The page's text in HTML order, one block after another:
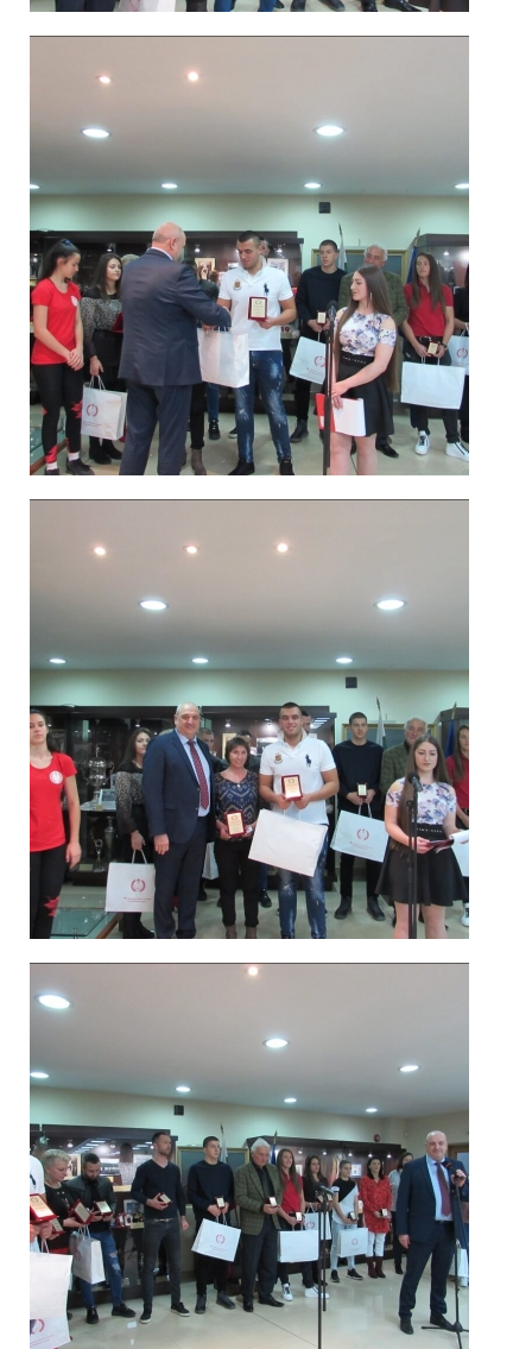
Спортисти 2019_6
Спортисти 2019_7
Спортисти 2019_8